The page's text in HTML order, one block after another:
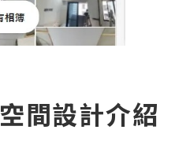
空間設計介紹